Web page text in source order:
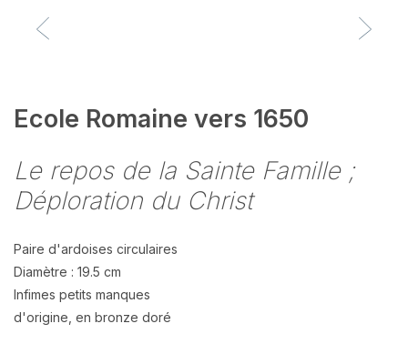
Ecole Romaine vers 1650
Le repos de la Sainte Famille ;
Déploration du Christ
Paire d'ardoises circulaires
Diamètre : 19.5 cm
Infimes petits manques
d'origine, en bronze doré